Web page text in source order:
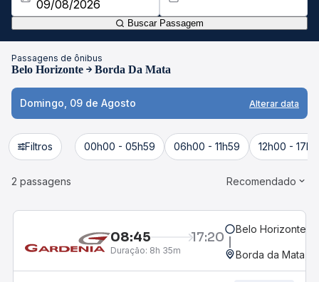
Buscar Passagem
Passagens de ônibus
Belo Horizonte Borda Da Mata
Domingo, 09 de Agosto Alterar data
Filtros 00h00 - 05h59 06h00 - 11h59 12h00 -
2 passagens Recomendado
08:45 17:20
Duração: 8h 35m
Belo Horizonte,
Borda da Mata,